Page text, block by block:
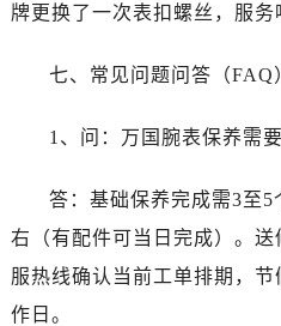
牌更换了一次表扣螺丝，服务
七、常见问题问答（FAQ
1、问：万国腕表保养需
答：基础保养完成需3至
右（有配件可当日完成）。
服热线确认当前工单排期，
作日。